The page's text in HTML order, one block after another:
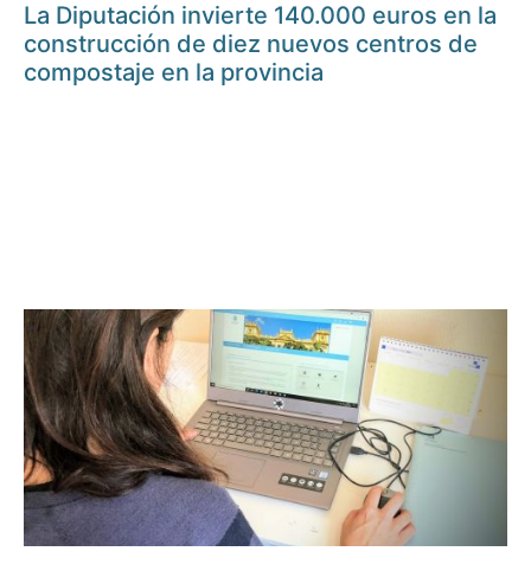
La Diputación invierte 140.000 euros en la
construcción de diez nuevos centros de
compostaje en la provincia